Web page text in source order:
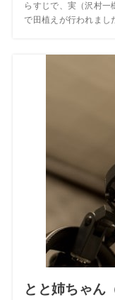
らすじで、実（沢村一
で田植えが行われまし
とと姉ちゃん